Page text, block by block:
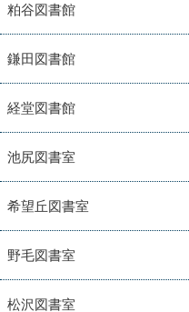
粕谷図書館
鎌田図書館
経堂図書館
池尻図書室
希望丘図書室
野毛図書室
松沢図書室